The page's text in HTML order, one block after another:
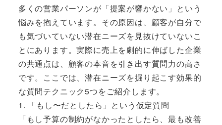
多くの営業パーソンが「提案が響かない」という
悩みを抱えています。その原因は、顧客が自分で
も気づいていない潜在ニーズを見抜けていないこ
とにあります。実際に売上を劇的に伸ばした企業
の共通点は、顧客の本音を引き出す質問力の高さ
です。ここでは、潜在ニーズを掘り起こす効果的
な質問テクニック5つをご紹介します。
1. 「もし〜だとしたら」という仮定質問
「もし予算の制約がなかったとしたら、最も改善